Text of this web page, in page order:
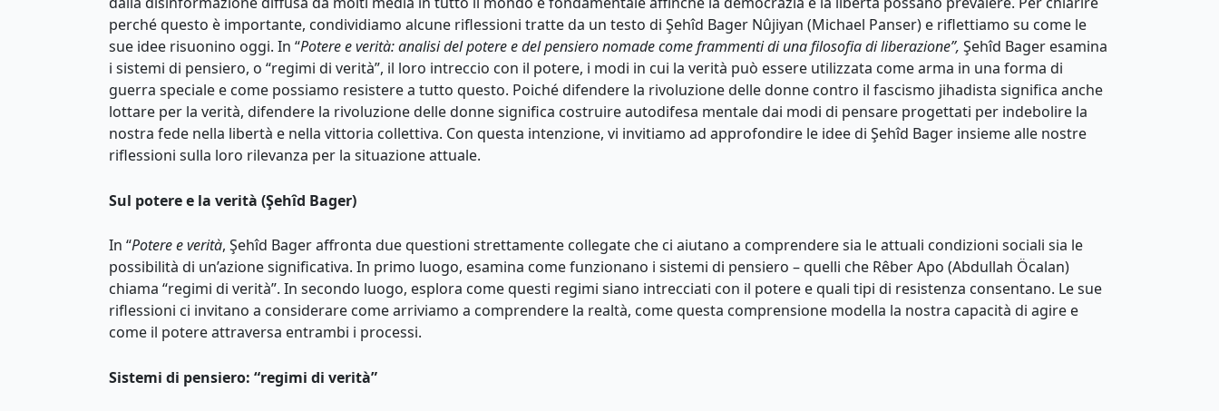
perché questo è importante, condividiamo alcune riflessioni tratte da un testo di Şehîd Bager Nûjiyan (Michael Panser) e riflettiamo su come le
sue idee risuonino oggi. In “Potere e verità: analisi del potere e del pensiero nomade come frammenti di una filosofia di liberazione”, Şehîd Bager esamina
i sistemi di pensiero, o “regimi di verità”, il loro intreccio con il potere, i modi in cui la verità può essere utilizzata come arma in una forma di
guerra speciale e come possiamo resistere a tutto questo. Poiché difendere la rivoluzione delle donne contro il fascismo jihadista significa anche
lottare per la verità, difendere la rivoluzione delle donne significa costruire autodifesa mentale dai modi di pensare progettati per indebolire la
nostra fede nella libertà e nella vittoria collettiva. Con questa intenzione, vi invitiamo ad approfondire le idee di Şehîd Bager insieme alle nostre
riflessioni sulla loro rilevanza per la situazione attuale.
Sul potere e la verità (Şehîd Bager)
In “Potere e verità, Şehîd Bager affronta due questioni strettamente collegate che ci aiutano a comprendere sia le attuali condizioni sociali sia le
possibilità di un’azione significativa. In primo luogo, esamina come funzionano i sistemi di pensiero – quelli che Rêber Apo (Abdullah Öcalan)
chiama “regimi di verità”. In secondo luogo, esplora come questi regimi siano intrecciati con il potere e quali tipi di resistenza consentano. Le sue
riflessioni ci invitano a considerare come arriviamo a comprendere la realtà, come questa comprensione modella la nostra capacità di agire e
come il potere attraversa entrambi i processi.
Sistemi di pensiero: “regimi di verità”